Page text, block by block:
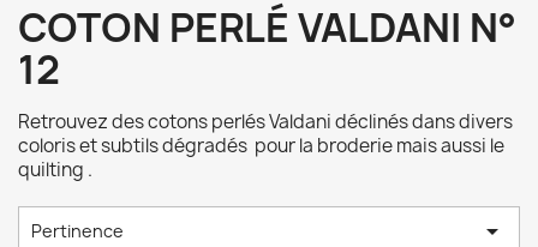
COTON PERLÉ VALDANI N°
12
Retrouvez des cotons perlés Valdani déclinés dans divers
coloris et subtils dégradés pour la broderie mais aussi le
quilting .
Pertinence 